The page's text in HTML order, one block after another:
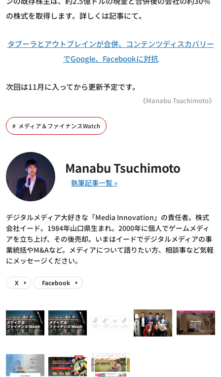
の株式を取得します。詳しくは記事にて。
タブーラとアウトブレインが合併、コンテンツディスカバリー
でGoogle、Facebookに対抗
次回は11月に入ってから更新予定です。
《Manabu Tsuchimoto》
メディア＆ファイナンスWatch
Manabu Tsuchimoto
デジタルメディア大好きな「Media Innovation」の責任者。株式
会社イード。1984年山口県生まれ。2000年に個人でゲームメディ
アを立ち上げ、その後売却。いまはイードでデジタルメディアの事
業統括やM&Aなど。メディアについて語りたい方、相談事など気軽
にメッセージください。
X Facebook